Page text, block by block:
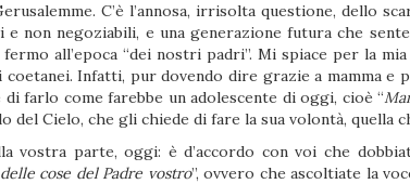
C’è l’annosa, irrisolta questione, dello
non negoziabili, e una generazione futura che
all’epoca “dei nostri padri”. Mi spiace per la
Infatti, pur dovendo dire grazie a mamma
farlo come farebbe un adolescente di oggi, cioè “
del Cielo, che gli chiede di fare la sua volontà,
vostra parte, oggi: è d’accordo con voi che
cose del Padre vostro”, ovvero che ascoltiate la